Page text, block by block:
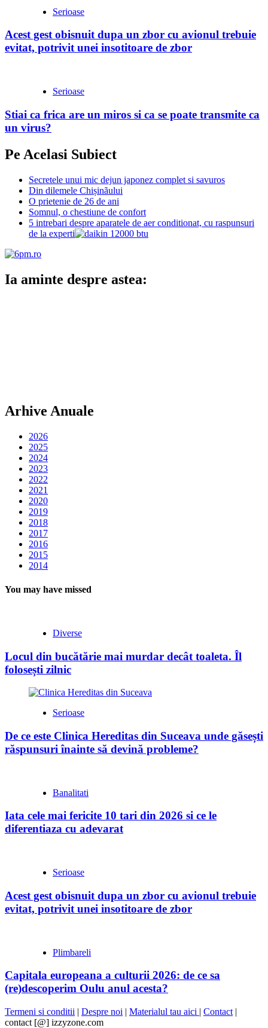
Serioase
Acest gest obisnuit dupa un zbor cu avionul trebuie
evitat, potrivit unei insotitoare de zbor
Serioase
Stiai ca frica are un miros si ca se poate transmite ca
un virus?
Pe Acelasi Subiect
Secretele unui mic dejun japonez complet si savuros
Din dilemele Chișinãului
O prietenie de 26 de ani
Somnul, o chestiune de confort
5 intrebari despre aparatele de aer conditionat, cu raspunsuri
de la experti
Ia aminte despre astea:
Arhive Anuale
2026
2025
2024
2023
2022
2021
2020
2019
2018
2017
2016
2015
2014
You may have missed
Diverse
Locul din bucătărie mai murdar decât toaleta. Îl
folosești zilnic
Serioase
De ce este Clinica Hereditas din Suceava unde găsești
răspunsuri înainte să devină probleme?
Banalitati
Iata cele mai fericite 10 tari din 2026 si ce le
diferentiaza cu adevarat
Serioase
Acest gest obisnuit dupa un zbor cu avionul trebuie
evitat, potrivit unei insotitoare de zbor
Plimbareli
Capitala europeana a culturii 2026: de ce sa
(re)descoperim Oulu anul acesta?
Termeni si conditii | Despre noi | Materialul tau aici | Contact |
contact [@] izzyzone.com